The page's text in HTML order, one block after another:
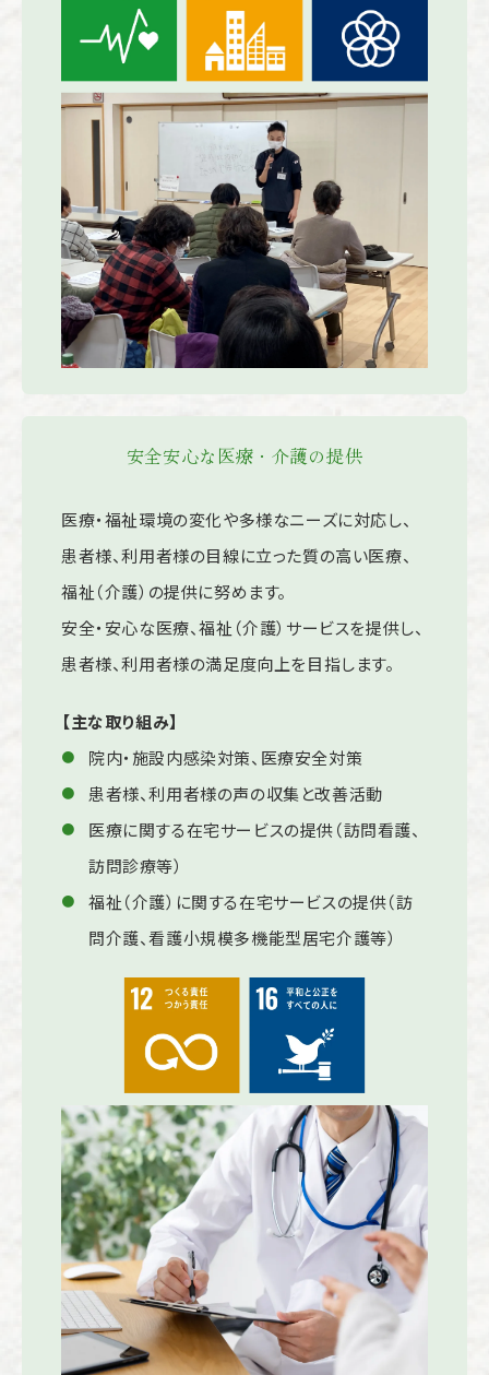
安全安心な医療・介護の提供
医療・福祉環境の変化や多様なニーズに対応し、
患者様、利用者様の目線に立った質の高い医療、
福祉（介護）の提供に努めます。
安全・安心な医療、福祉（介護）サービスを提供し、
患者様、利用者様の満足度向上を目指します。
【主な取り組み】
院内・施設内感染対策、医療安全対策
患者様、利用者様の声の収集と改善活動
医療に関する在宅サービスの提供（訪問看護、
訪問診療等）
福祉（介護）に関する在宅サービスの提供（訪
問介護、看護小規模多機能型居宅介護等）